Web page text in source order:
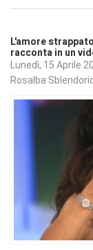
L'amore
racconta in un
Lunedì, 15 Aprile
Rosalba